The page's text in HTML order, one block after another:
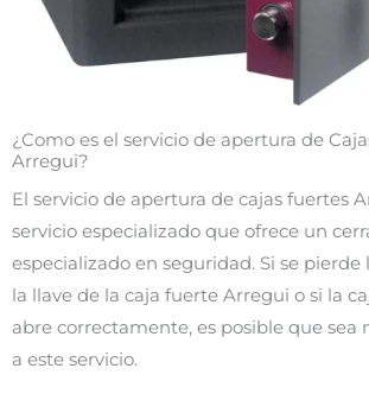
¿Como es el servicio de apertura de
Arregui?
El servicio de apertura de cajas fuertes
servicio especializado que ofrece un
especializado en seguridad. Si se
la llave de la caja fuerte Arregui o si la
abre correctamente, es posible que sea
a este servicio.